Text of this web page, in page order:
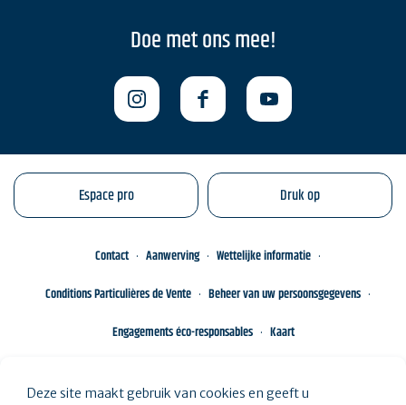
Doe met ons mee!
Espace pro Druk op
Contact Aanwerving
Wettelijke informatie
Conditions Particulières de Vente
Beheer van uw persoonsgegevens
Engagements éco-responsables
Kaart
Deze site maakt gebruik van cookies en geeft u